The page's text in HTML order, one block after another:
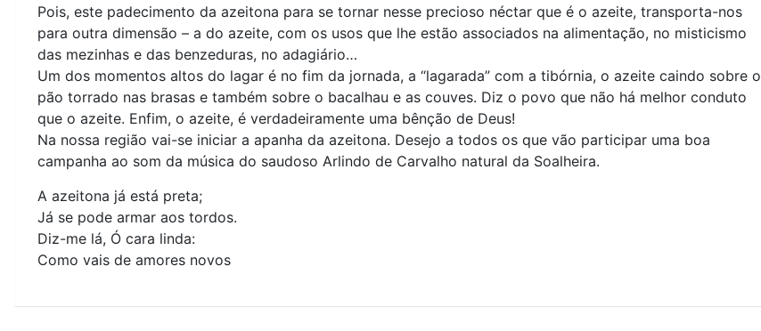
Pois, este padecimento da azeitona para se tornar nesse precioso néctar que é o azeite, transporta-nos
para outra dimensão – a do azeite, com os usos que lhe estão associados na alimentação, no misticismo
das mezinhas e das benzeduras, no adagiário…
Um dos momentos altos do lagar é no fim da jornada, a “lagarada” com a tibórnia, o azeite caindo sobre o
pão torrado nas brasas e também sobre o bacalhau e as couves. Diz o povo que não há melhor conduto
que o azeite. Enfim, o azeite, é verdadeiramente uma bênção de Deus!
Na nossa região vai-se iniciar a apanha da azeitona. Desejo a todos os que vão participar uma boa
campanha ao som da música do saudoso Arlindo de Carvalho natural da Soalheira.
A azeitona já está preta;
Já se pode armar aos tordos.
Diz-me lá, Ó cara linda:
Como vais de amores novos